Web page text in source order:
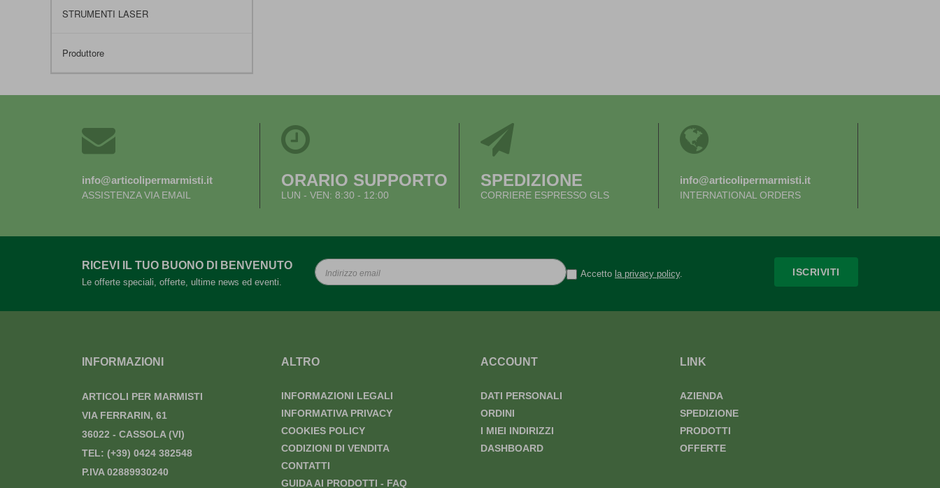
STRUMENTI LASER
Produttore
info@articolipermarmisti.it
ASSISTENZA VIA EMAIL
ORARIO SUPPORTO
LUN - VEN: 8:30 - 12:00
SPEDIZIONE
CORRIERE ESPRESSO GLS
info@articolipermarmisti.it
INTERNATIONAL ORDERS
RICEVI IL TUO BUONO DI BENVENUTO
Le offerte speciali, offerte, ultime news ed eventi.
Accetto la privacy policy. ISCRIVITI
INFORMAZIONI
ARTICOLI PER MARMISTI
VIA FERRARIN, 61
36022 - CASSOLA (VI)
TEL: (+39) 0424 382548
P.IVA 02889930240
ALTRO
INFORMAZIONI LEGALI
INFORMATIVA PRIVACY
COOKIES POLICY
CODIZIONI DI VENDITA
CONTATTI
GUIDA AI PRODOTTI - FAQ
ACCOUNT
DATI PERSONALI
ORDINI
I MIEI INDIRIZZI
DASHBOARD
LINK
AZIENDA
SPEDIZIONE
PRODOTTI
OFFERTE